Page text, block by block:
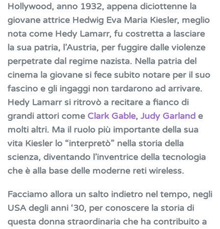
la
diva
cinema
che
inventò
il
Fi
Hollywood, anno 1932, appena diciottenne la
giovane attrice Hedwig Eva Maria Kiesler, meglio
nota come Hedy Lamarr, fu costretta a lasciare
la sua patria, l’Austria, per fuggire dalle violenze
perpetrate dal regime nazista. Nella patria del
cinema la giovane si fece subito notare per il suo
fascino e gli ingaggi non tardarono ad arrivare.
Hedy Lamarr si ritrovò a recitare a fianco di
grandi attori come Clark Gable, Judy Garland e
molti altri. Ma il ruolo più importante della sua
vita Kiesler lo “interpretò” nella storia della
scienza, diventando l’inventrice della tecnologia
che è alla base delle moderne reti wireless.
Facciamo allora un salto indietro nel tempo, negli
USA degli anni ‘30, per conoscere la storia di
questa donna straordinaria che ha contribuito a